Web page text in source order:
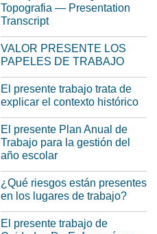
Topografia — Presentation
Transcript
VALOR PRESENTE LOS
PAPELES DE TRABAJO
El presente trabajo trata de
explicar el contexto histórico
El presente Plan Anual de
Trabajo para la gestión del
año escolar
¿Qué riesgos están presentes
en los lugares de trabajo?
El presente trabajo de